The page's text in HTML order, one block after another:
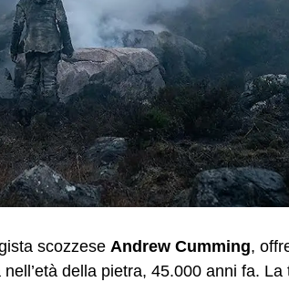
scozzese Andrew Cumming,
della pietra, 45.000 anni fa.